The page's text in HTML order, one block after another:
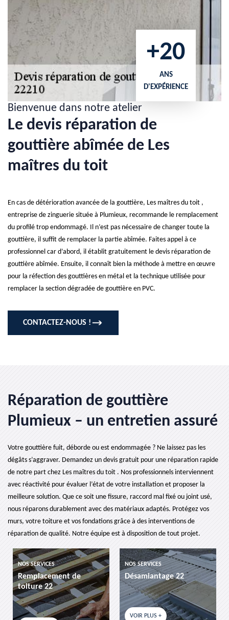
+20
ANS
D'EXPÉRIENCE
Bienvenue dans notre atelier
Le devis réparation de
gouttière abîmée de Les
maîtres du toit
En cas de détérioration avancée de la gouttière, Les maîtres du toit ,
entreprise de zinguerie située à Plumieux, recommande le remplacement
du profilé trop endommagé. Il n’est pas nécessaire de changer toute la
gouttière, il suffit de remplacer la partie abîmée. Faites appel à ce
professionnel car d’abord, il établit gratuitement le devis réparation de
gouttière abîmée. Ensuite, il connaît bien la méthode à mettre en œuvre
pour la réfection des gouttières en métal et la technique utilisée pour
remplacer la section dégradée de gouttière en PVC.
CONTACTEZ-NOUS !
Réparation de gouttière
Plumieux – un entretien assuré
Votre gouttière fuit, déborde ou est endommagée ? Ne laissez pas les
dégâts s’aggraver. Demandez un devis gratuit pour une réparation rapide
de notre part chez Les maîtres du toit . Nos professionnels interviennent
avec réactivité pour évaluer l’état de votre installation et proposer la
meilleure solution. Que ce soit une fissure, raccord mal fixé ou joint usé,
nous réparons durablement avec des matériaux adaptés. Protégez vos
murs, votre toiture et vos fondations grâce à des interventions de
réparation de qualité. Notre équipe est à disposition de tout projet.
NOS SERVICES
Désamiantage 22
VOIR PLUS +
NOS SERVICES
etancheite de
VOIR PLUS +